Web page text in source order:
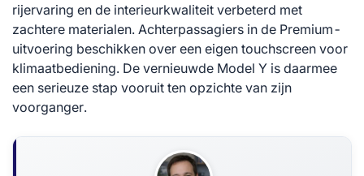
rijervaring en de interieurkwaliteit verbeterd met
zachtere materialen. Achterpassagiers in de Premium-
uitvoering beschikken over een eigen touchscreen voor
klimaatbediening. De vernieuwde Model Y is daarmee
een serieuze stap vooruit ten opzichte van zijn
voorganger.